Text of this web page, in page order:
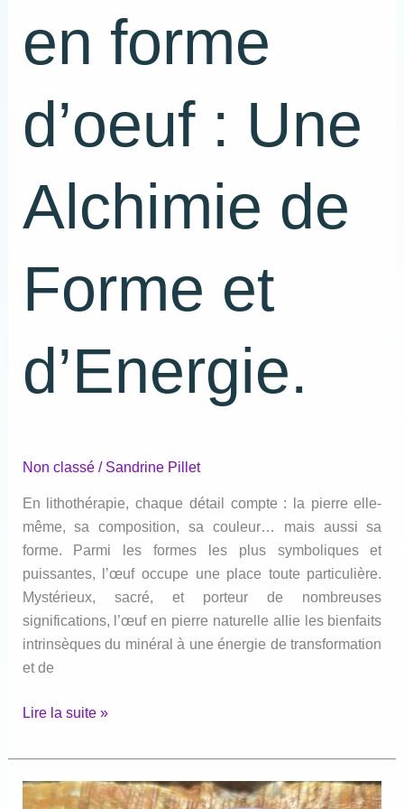
en forme
d’oeuf : Une
Alchimie de
Forme et
d’Energie.
Non classé/ Sandrine Pillet
En lithothérapie, chaque détail compte : la pierre elle-
même, sa composition, sa couleur… mais aussi sa
forme. Parmi les formes les plus symboliques et
puissantes, l’œuf occupe une place toute particulière.
Mystérieux, sacré, et porteur de nombreuses
significations, l’œuf en pierre naturelle allie les bienfaits
intrinsèques du minéral à une énergie de transformation
et de
les
des
pierres
Naturelles
Lire la suite »